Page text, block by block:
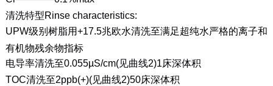
清洗特型Rinse characteristics:
UPW级别树脂用+17.5兆欧水清洗至满足超纯水严格的离子和
有机物残余物指标
电导率清洗至0.055µS/cm(见曲线2)1床深体积
TOC清洗至2ppb(+)(见曲线2)50床深体积